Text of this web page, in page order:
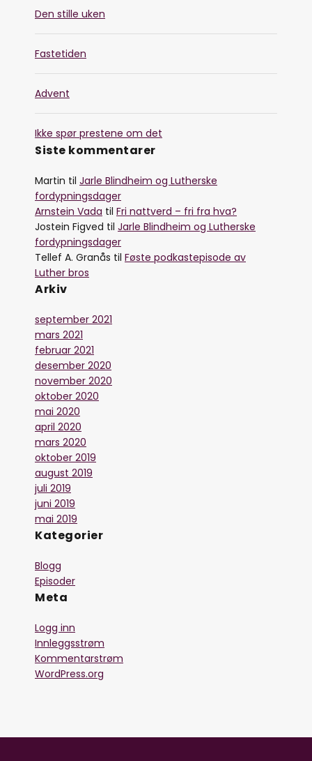
Den stille uken
Fastetiden
Advent
Ikke spør prestene om det
Siste kommentarer
Martin til Jarle Blindheim og Lutherske
fordypningsdager
Arnstein Vada til Fri nattverd – fri fra hva?
Jostein Figved til Jarle Blindheim og Lutherske
fordypningsdager
Tellef A. Granås til Føste podkastepisode av
Luther bros
Arkiv
september 2021
mars 2021
februar 2021
desember 2020
november 2020
oktober 2020
mai 2020
april 2020
mars 2020
oktober 2019
august 2019
juli 2019
juni 2019
mai 2019
Kategorier
Blogg
Episoder
Meta
Logg inn
Innleggsstrøm
Kommentarstrøm
WordPress.org